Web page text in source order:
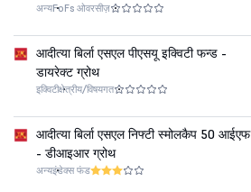
अन्यFoFs ओवरसीज़
आदीत्या बिर्ला एसएल पीएसयू इक्विटी फन्ड -
डायरेक्ट ग्रोथ
इक्विटीक्षेत्रीय/विषयगत
आदीत्या बिर्ला एसएल निफ्टी स्मोलकैप 50 आईएफ
- डीआइआर ग्रोथ
अन्यइंडेक्स फंड